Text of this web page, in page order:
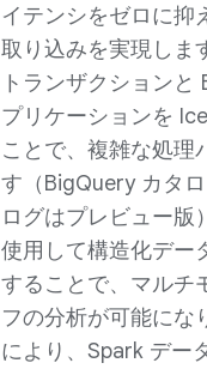
イテンシをゼロに抑
取り込みを実現しま
トランザクション
プリケーションを
ことで、複雑な処理
す（BigQuery カタ
ログはプレビュー版
使用して構造化デー
することで、マルチ
フの分析が可能にな
により、Spark デー